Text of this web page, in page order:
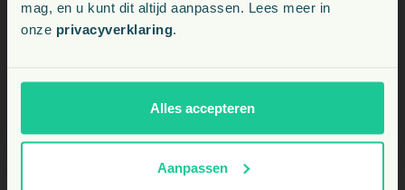
mag, en u kunt dit altijd aanpassen. Lees meer in
onze privacyverklaring.
Alles accepteren
Aanpassen
Specificaties
Productnr.: 13410
Diersoort: Hond